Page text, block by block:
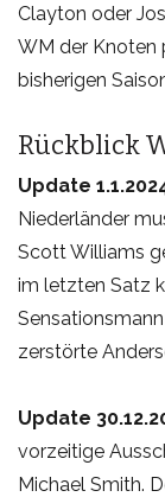
Clayton oder
WM der Knoten
bisherigen
Rückblick
Update
Niederländer
Scott Williams
im letzten Satz
zerstörte
Update
vorzeitige
Michael Smith.